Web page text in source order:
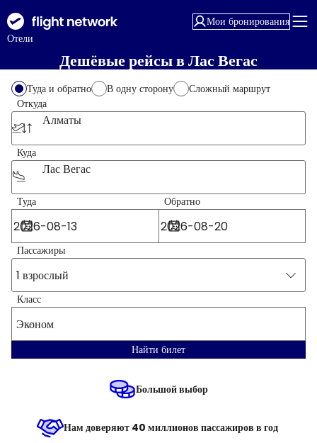
Отели
Мои бронирования
Дешёвые рейсы в Лас Вегас
Туда и обратно В одну сторону
Сложный маршрут
Откуда
Алматы
Куда
Лас Вегас
Туда Обратно
Пассажиры
1 взрослый
Класс
Эконом
Найти билет
Большой выбор
Нам доверяют 40 миллионов пассажиров в год